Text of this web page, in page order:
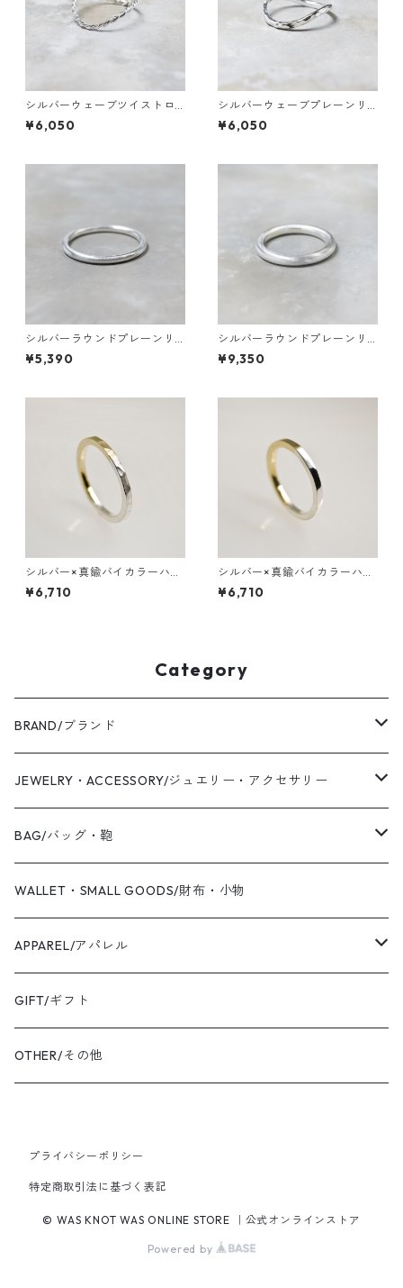
シルバーウェーブツイストロ
ープリング 0.8mm×2 鏡面 3
号～27号｜WKF WAVE TWIST
¥6,050
シルバーウェーブプレーンリ
ング 1.8mm幅 槌目 3号～27号
｜WKH WAVE PLAIN RING 1.8
¥6,050
シルバーラウンドプレーンリ
ング 1.8mm幅 つや消し｜FA-1
19
¥5,390
シルバーラウンドプレーンリ
ング 2.5mm幅 つや消し 3号～
27号｜WKH ROUND PLAIN RI
¥9,350
シルバー×真鍮バイカラーハー
フフラットリング 2.0mm幅
つや消し槌目｜WKS SV×BS BI
¥6,710
シルバー×真鍮バイカラーハー
フフラットリング 2.0mm幅
鏡面｜WKS SV×BS BI-COLOR
¥6,710
Category
BRAND/ブランド
WAS KNOT WAS
2019 S/S
Coaling Cards Publisher
JEWELRY・ACCESSORY/ジュエリー・アクセサリー
RING/リング・指輪
PIERCED EARRINGS/ピアス
EAR CUFF/イヤーカフ
BANGLE・BRACELET/バングル・ブレスレット
K18YG/K18イエローゴールド
PT900/プラチナ
K10YG/K10イエローゴールド
BAG/バッグ・鞄
CANVAS/帆布
LEATHER/皮革
トートバッグ
ショルダーバッグ
WALLET・SMALL GOODS/財布・小物
APPAREL/アパレル
TOPS/トップス
SHIRT・BLOUSE/シャツ・ブラウス
OUTER/アウター
GIFT/ギフト
OTHER/その他
プライバシーポリシー
特定商取引法に基づく表記
© WAS KNOT WAS ONLINE STORE ｜公式オンラインストア
Powered by